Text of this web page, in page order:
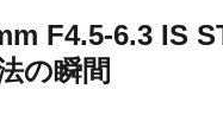
F4.5-6.3 IS
の瞬間